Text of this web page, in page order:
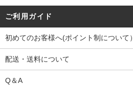
ご利用ガイド
初めてのお客様へ(ポイント制について）
配送・送料について
Q＆A